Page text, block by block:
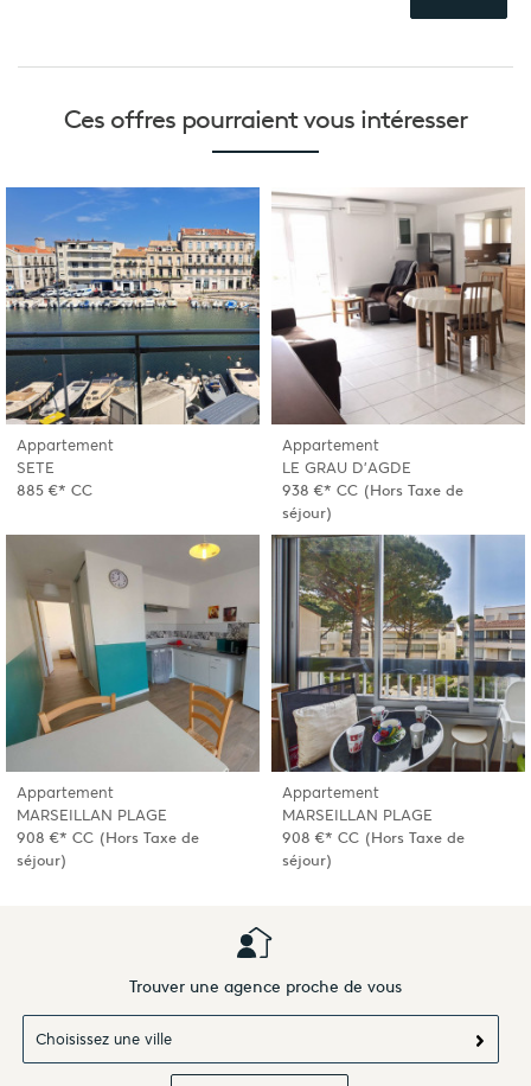
Ces offres pourraientvous intéresser
Appartement
SETE
885 €* CC
Appartement
LE GRAU D'AGDE
938 €* CC(Hors Taxe de
séjour)
Appartement
MARSEILLAN PLAGE
908 €* CC(Hors Taxe de
séjour)
Appartement
MARSEILLAN PLAGE
908 €* CC(Hors Taxe de
séjour)
Trouver une agence proche de vous
Choisissez une ville